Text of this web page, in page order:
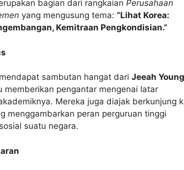
bagian dari rangkaian Perusahaan
yang mengusung tema: “Lihat Korea:
Kemitraan Pengkondisian.”
sambutan hangat dari Jeeah Young
memberikan pengantar mengenai latar
Mereka juga diajak berkunjung
menggambarkan peran perguruan tinggi
suatu negara.